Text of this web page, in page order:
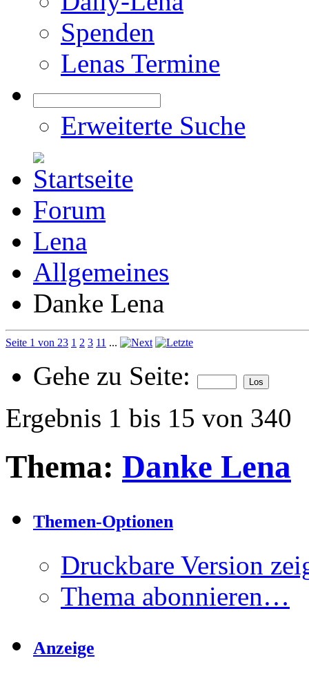
Spenden
Lenas Termine
Erweiterte Suche
Forum
Lena
Allgemeines
Danke Lena
Seite 1 von 23 1 2 3 11 ...
Gehe zu Seite:
Ergebnis 1 bis 15 von 340
Thema: Danke Lena
Themen-Optionen
Druckbare Version
Thema abonnieren…
Anzeige